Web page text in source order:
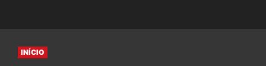
INÍCIO